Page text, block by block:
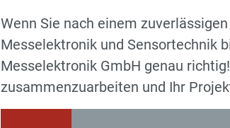
Wenn Sie nach einem
Messelektronik und Sensortechnik
Messelektronik GmbH genau
zusammenzuarbeiten und Ihr